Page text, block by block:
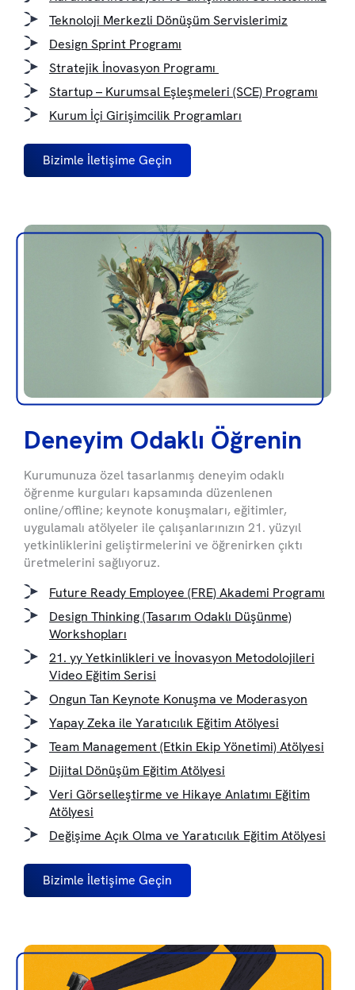
Teknoloji Merkezli Dönüşüm Servislerimiz
Design Sprint Programı
Stratejik İnovasyon Programı
Startup – Kurumsal Eşleşmeleri (SCE) Programı
Kurum İçi Girişimcilik Programları
Bizimle İletişime Geçin
Deneyim Odaklı Öğrenin
Kurumunuza özel tasarlanmış deneyim odaklı
öğrenme kurguları kapsamında düzenlenen
online/offline; keynote konuşmaları, eğitimler,
uygulamalı atölyeler ile çalışanlarınızın 21. yüzyıl
yetkinliklerini geliştirmelerini ve öğrenirken çıktı
üretmelerini sağlıyoruz.
Future Ready Employee (FRE) Akademi Programı
Design Thinking (Tasarım Odaklı Düşünme)
Workshopları
21. yy Yetkinlikleri ve İnovasyon Metodolojileri
Video Eğitim Serisi
Ongun Tan Keynote Konuşma ve Moderasyon
Yapay Zeka ile Yaratıcılık Eğitim Atölyesi
Team Management (Etkin Ekip Yönetimi) Atölyesi
Dijital Dönüşüm Eğitim Atölyesi
Veri Görselleştirme ve Hikaye Anlatımı Eğitim
Atölyesi
Değişime Açık Olma ve Yaratıcılık Eğitim Atölyesi
Bizimle İletişime Geçin